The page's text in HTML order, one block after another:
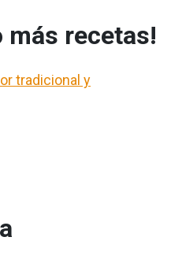
más recetas!
tradicional y